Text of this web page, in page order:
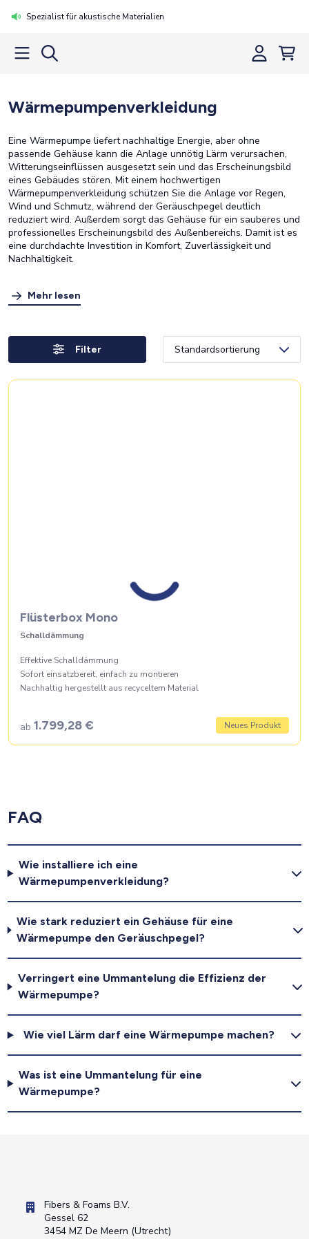
Spezialist für akustische Materialien
Wärmepumpenverkleidung
Eine Wärmepumpe liefert nachhaltige Energie, aber ohne
passende Gehäuse kann die Anlage unnötig Lärm verursachen,
Witterungseinflüssen ausgesetzt sein und das Erscheinungsbild
eines Gebäudes stören. Mit einem hochwertigen
Wärmepumpenverkleidung schützen Sie die Anlage vor Regen,
Wind und Schmutz, während der Geräuschpegel deutlich
reduziert wird. Außerdem sorgt das Gehäuse für ein sauberes und
professionelles Erscheinungsbild des Außenbereichs. Damit ist es
eine durchdachte Investition in Komfort, Zuverlässigkeit und
Nachhaltigkeit.
Mehr lesen
Filter
Flüsterbox Mono
Schalldämmung
Effektive Schalldämmung
Sofort einsatzbereit, einfach zu montieren
Nachhaltig hergestellt aus recyceltem Material
Neues Produkt
ab 1.799,28 €
FAQ
Wie installiere ich eine
Wärmepumpenverkleidung?
Wie stark reduziert ein Gehäuse für eine
Wärmepumpe den Geräuschpegel?
Verringert eine Ummantelung die Effizienz der
Wärmepumpe?
Wie viel Lärm darf eine Wärmepumpe machen?
Was ist eine Ummantelung für eine
Wärmepumpe?
Fibers & Foams B.V.
Gessel 62
3454 MZ De Meern (Utrecht)